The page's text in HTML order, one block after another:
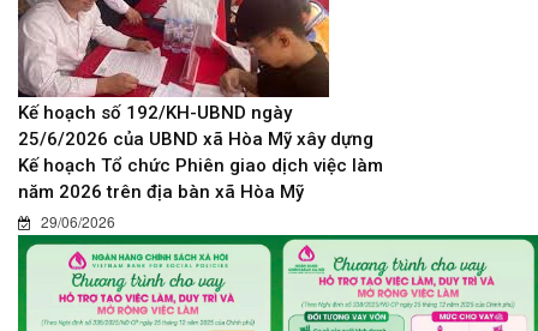
Kế hoạch số 192/KH-UBND ngày
25/6/2026 của UBND xã Hòa Mỹ xây dựng
Kế hoạch Tổ chức Phiên giao dịch việc làm
năm 2026 trên địa bàn xã Hòa Mỹ
29/06/2026